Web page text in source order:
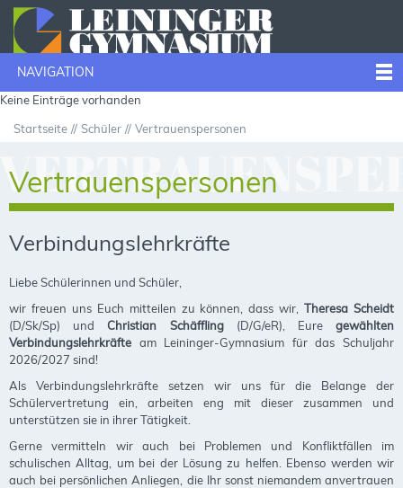
NAVIGATION
Keine Einträge vorhanden
Startseite Schüler Vertrauenspersonen
Vertrauenspersonen
Verbindungslehrkräfte
Liebe Schülerinnen und Schüler,
wir freuen uns Euch mitteilen zu können, dass wir,Theresa Scheidt
(D/Sk/Sp) undChristian Schäffling (D/G/eR), Euregewählten
Verbindungslehrkräfte am Leininger-Gymnasium für das Schuljahr
2026/2027 sind!
Als Verbindungslehrkräfte setzen wir uns für die Belange der
Schülervertretung ein, arbeiten eng mit dieser zusammen und
unterstützen sie in ihrer Tätigkeit.
Gerne vermitteln wir auch bei Problemen und Konfliktfällen im
schulischen Alltag, um bei der Lösung zu helfen. Ebenso werden wir
auch bei persönlichen Anliegen, die Ihr sonst niemandem anvertrauen